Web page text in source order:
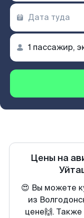
Цены на
😍 Вы можете
из
цене🙌.